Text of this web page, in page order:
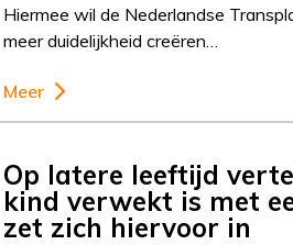
Hiermee wil de Nederlandse
meer duidelijkheid creëren…
Meer
Op latere leeftijd
kind verwekt is met
zet zich hiervoor in